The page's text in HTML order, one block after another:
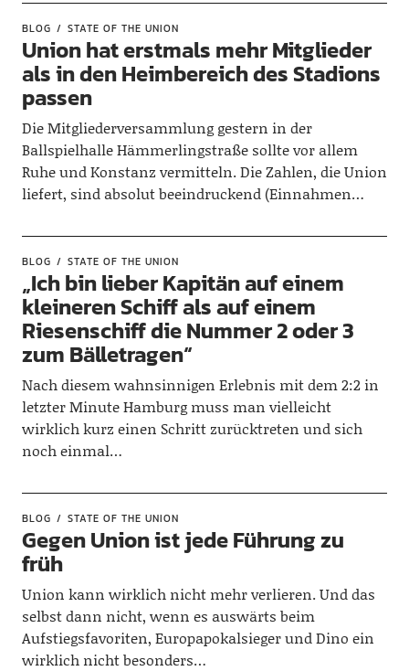
BLOG STATE OF THE UNION
Union hat erstmals mehr Mitglieder
als in den Heimbereich des Stadions
passen
Die Mitgliederversammlung gestern in der
Ballspielhalle Hämmerlingstraße sollte vor allem
Ruhe und Konstanz vermitteln. Die Zahlen, die Union
liefert, sind absolut beeindruckend (Einnahmen…
BLOG STATE OF THE UNION
„Ich bin lieber Kapitän auf einem
kleineren Schiff als auf einem
Riesenschiff die Nummer 2 oder 3
zum Bälletragen“
Nach diesem wahnsinnigen Erlebnis mit dem 2:2 in
letzter Minute Hamburg muss man vielleicht
wirklich kurz einen Schritt zurücktreten und sich
noch einmal…
BLOG STATE OF THE UNION
Gegen Union ist jede Führung zu
früh
Union kann wirklich nicht mehr verlieren. Und das
selbst dann nicht, wenn es auswärts beim
Aufstiegsfavoriten, Europapokalsieger und Dino ein
wirklich nicht besonders…